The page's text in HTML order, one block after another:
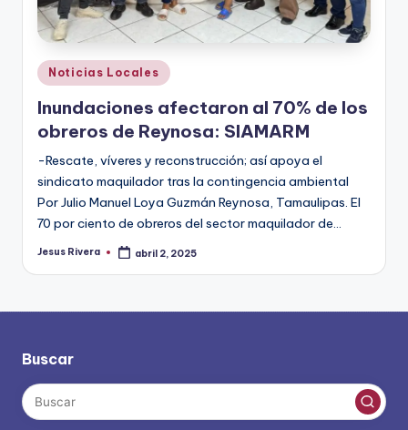
Publicado
en
Noticias Locales
Inundaciones afectaron al 70% de los
obreros de Reynosa: SIAMARM
-Rescate, víveres y reconstrucción; así apoya el
sindicato maquilador tras la contingencia ambiental
Por Julio Manuel Loya Guzmán Reynosa, Tamaulipas. El
70 por ciento de obreros del sector maquilador de…
Publicado
Jesus Rivera abril 2, 2025
Buscar